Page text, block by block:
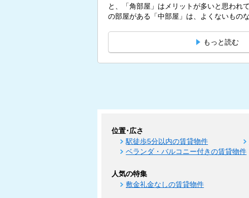
と、「角部屋」はメリットが多いと思われている。 では
の部屋がある「中部屋」は、よくないもの
もっと読む
位置･広さ
駅徒歩5分以内の賃貸物件
ベランダ・バルコニー付きの賃貸物件
人気の特集
敷金礼金なしの賃貸物件